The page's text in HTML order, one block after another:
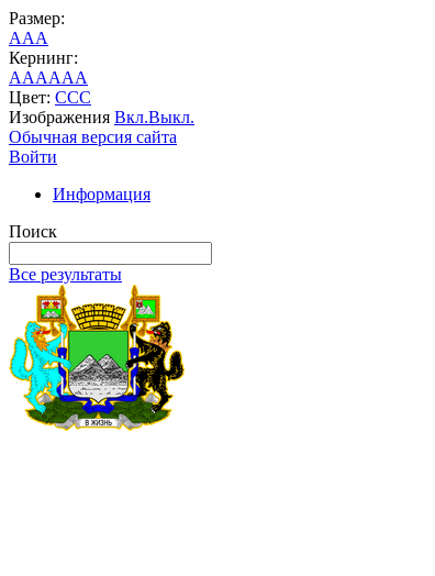
Размер:
AAA
Кернинг:
AAAAAA
Цвет: CCC
Изображения Вкл.Выкл.
Обычная версия сайта
Войти
Информация
Поиск
Все результаты